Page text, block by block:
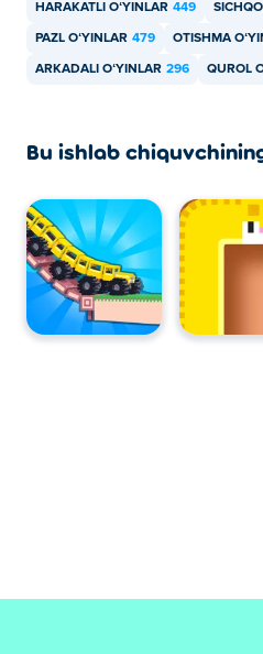
HARAKATLI OʻYINLAR 449
PAZL OʻYINLAR 479 OTISHMA
ARKADALI OʻYINLAR 296 QUROL
Bu ishlab